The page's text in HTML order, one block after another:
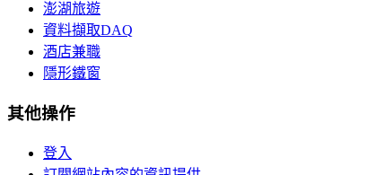
澎湖旅遊
資料擷取DAQ
酒店兼職
隱形鐵窗
其他操作
登入